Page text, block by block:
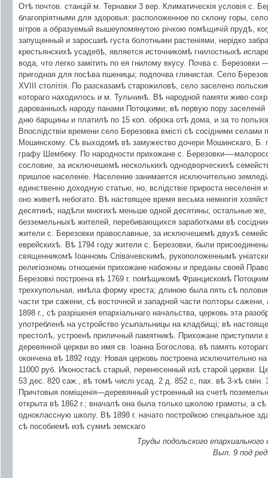
Отѣ почтов. станцій м. Тернавки 3 вер. Климатическія условія с.
благопріятными для здоровья: расположенное по склону горы,
вітров а образуемый вышеупомянутою річкою помѣщичій прудѣ,
запущенный и заросшиѣ густа болотными растеніями, нерідко
крестьянскихѣ усадебѣ, является источникомѣ гнилостныхѣ
вода, что легко замітить по ея гнилому вкусу. Почва с.
пригодная для посѣва пшеницы; подпочва глинистая. Село
XVIII столітія. По разсказамѣ старожиловѣ, село заселено
котораго находилось и м. Тульчинѣ. Вѣ народной памяти живо
дарованныхѣ народу панами Потоцкими; вѣ первую пору
дню барщины и платилѣ по 15 коп. оброка отѣ дома, и за то
Впослідствіи времени село Березовка вмісті сѣ сосідними
Мошинскому. Сѣ выходомѣ вѣ замужество дочери Мошинскаго, Б.
графу Шембеку. По народности прихожане с. Березовки-
сословие, за исключешемѣ несколькихѣ однодворческихѣ
пришлое населеніе. Население занимается исключительно
единственно доходную статью, но, вслідствіе прироста неселенія
оно живетѣ небогато. Вѣ настоящее время весьма немногія
десятинѣ; надѣли многихѣ меньше одной десятины; остальные же,
безземельныхѣ жителей, перебивающихся заработками вѣ
жители с. Березовки православные, за исключешемѣ двухѣ
еврейскихѣ. Вѣ 1794 году жители с. Березовки, были
священникомѣ Іоанномь Співачевскимѣ, рукоположеннымѣ
религіозномь отношеніи прихожане набожны и преданы своей
Березовкі построена вѣ 1769 г. помѣщикомѣ Францискомѣ
трехкупольная, имѣла форму креста; длиною была пять сѣ
части три сажени, сѣ восточной и западной части полторы
1898 г., сѣ разрішенія епархіальнаго начальства, церковь эта
употребленѣ на устройство усыпальницы на кладбищі; вѣ
престолѣ, устроенѣ приличный памятникѣ. Прихожане приступили
деревянной церкви во имя св. Іоанна Богослова, вѣ память
окончена вѣ 1892 году. Новая церковь построена исключительно
11000 руб. Иконостасѣ старый, перенесенный изѣ старой церкви.
53 дес. 820 саж., вѣ томѣ числі усад. 2 д. 852 с, пах. вѣ 3-хѣ смін.
Причтовыя поміщенія—деревянный устроенный на счетѣ
открыта вѣ 1862 г.; вначалѣ она была только школою грамоты, а сѣ
одноклассную школу. Вѣ 1898 г. начато постройкою спеціальное
сѣ пособиемѣ изѣ суммѣ земскаго
Труды подольского
Вып. 9 под ред.